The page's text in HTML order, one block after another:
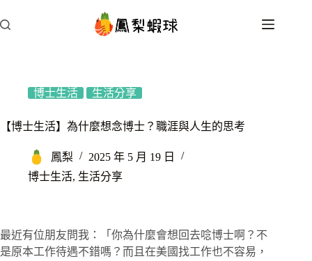
至
博士生活 生活分享
【博士生活】為什麼想念博士？職涯與人生的思考
鳳梨
2025 年 5 月 19 日
博士生活, 生活分享
最近有位朋友問我：「你為什麼會想回去唸博士啊？不
是原本工作待遇不錯嗎？而且在美國找工作也不容易，